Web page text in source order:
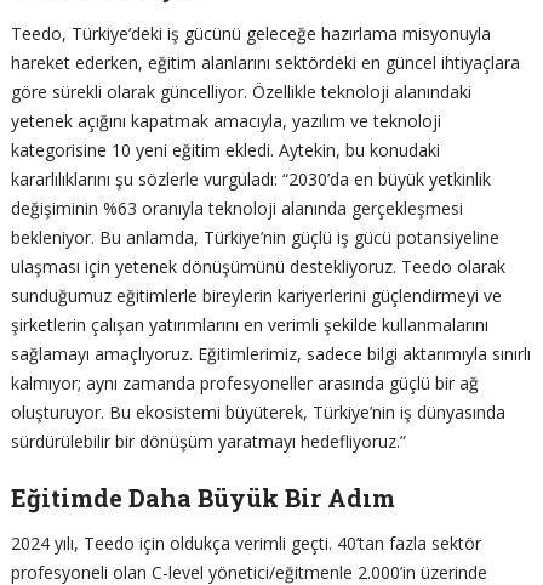
Teedo, Türkiye’deki iş gücünü geleceğe hazırlama misyonuyla
hareket ederken, eğitim alanlarını sektördeki en güncel ihtiyaçlara
göre sürekli olarak güncelliyor. Özellikle teknoloji alanındaki
yetenek açığını kapatmak amacıyla, yazılım ve teknoloji
kategorisine 10 yeni eğitim ekledi. Aytekin, bu konudaki
kararlılıklarını şu sözlerle vurguladı: “2030’da en büyük yetkinlik
değişiminin %63 oranıyla teknoloji alanında gerçekleşmesi
bekleniyor. Bu anlamda, Türkiye’nin güçlü iş gücü potansiyeline
ulaşması için yetenek dönüşümünü destekliyoruz. Teedo olarak
sunduğumuz eğitimlerle bireylerin kariyerlerini güçlendirmeyi ve
şirketlerin çalışan yatırımlarını en verimli şekilde kullanmalarını
sağlamayı amaçlıyoruz. Eğitimlerimiz, sadece bilgi aktarımıyla sınırlı
kalmıyor; aynı zamanda profesyoneller arasında güçlü bir ağ
oluşturuyor. Bu ekosistemi büyüterek, Türkiye’nin iş dünyasında
sürdürülebilir bir dönüşüm yaratmayı hedefliyoruz.”
Eğitimde Daha Büyük Bir Adım
2024 yılı, Teedo için oldukça verimli geçti. 40’tan fazla sektör
profesyoneli olan C-level yönetici/eğitmenle 2.000’in üzerinde